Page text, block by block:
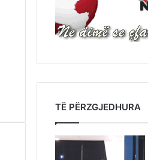
TË PËRZGJEDHURA